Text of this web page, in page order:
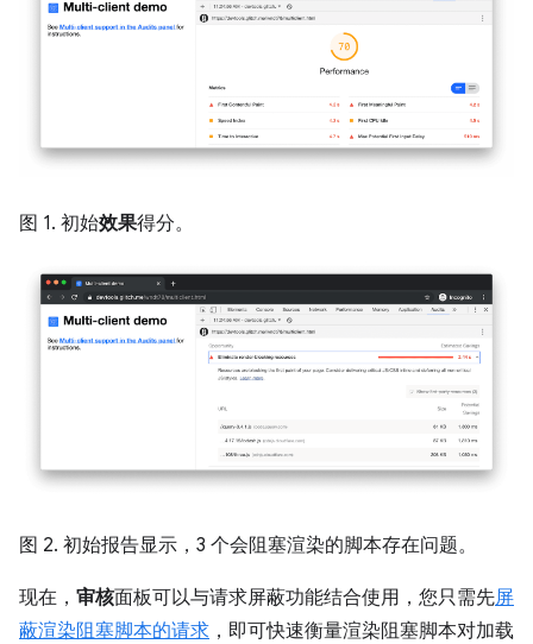
图 1. 初始效果得分。
图 2. 初始报告显示，3 个会阻塞渲染的脚本存在问题。
现在， 审核面板可以与请求屏蔽功能结合使用，您只需先屏
蔽渲染阻塞脚本的请求 ，即可快速衡量渲染阻塞脚本对加载